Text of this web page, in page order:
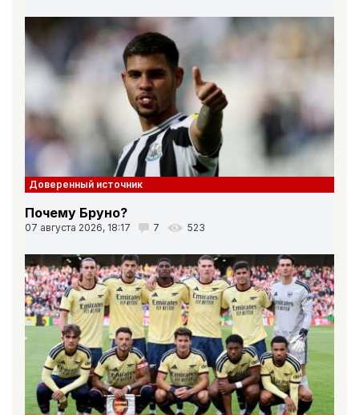
Доверенный источник
Почему Бруно?
07 августа 2026, 18:17 7 523